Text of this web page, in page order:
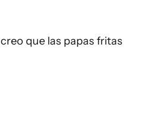
que las papas fritas